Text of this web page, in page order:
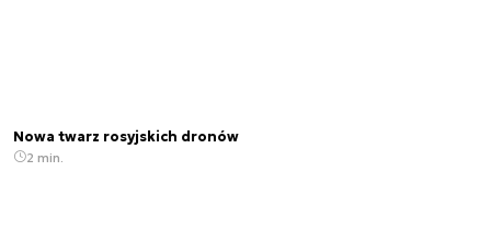
Nowa twarz rosyjskich dronów
2 min.